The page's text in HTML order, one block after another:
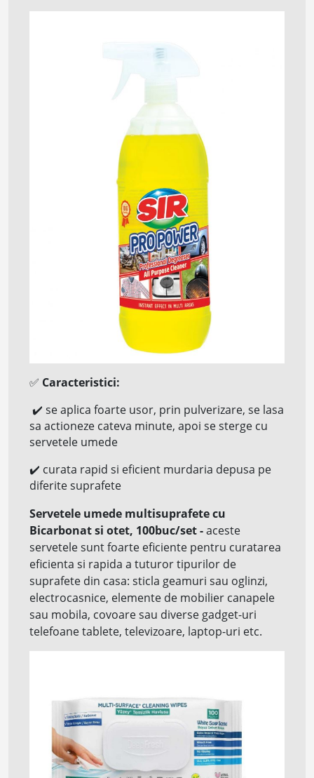
✅ Caracteristici:
✔️ se aplica foarte usor, prin pulverizare, se lasa
sa actioneze cateva minute, apoi se sterge cu
servetele umede
✔️ curata rapid si eficient murdaria depusa pe
diferite suprafete
Servetele umede multisuprafete cu
Bicarbonat si otet, 100buc/set-aceste
servetele sunt foarte eficiente pentru curatarea
eficienta si rapida a tuturor tipurilor de
suprafete din casa: sticla geamuri sau oglinzi,
electrocasnice, elemente de mobilier canapele
sau mobila, covoare sau diverse gadget-uri
telefoane tablete, televizoare, laptop-uri etc.